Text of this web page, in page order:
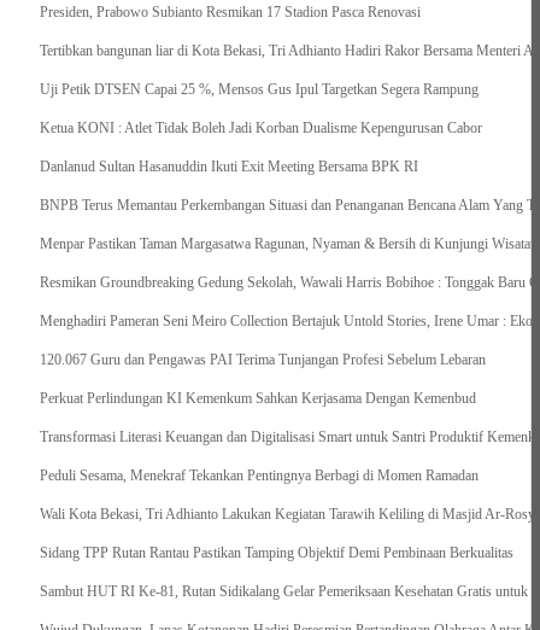
Presiden, Prabowo Subianto Resmikan 17 Stadion Pasca Renovasi
Tertibkan bangunan liar di Kota Bekasi, Tri Adhianto Hadiri Rakor Bersama Menteri
Uji Petik DTSEN Capai 25 %, Mensos Gus Ipul Targetkan Segera Rampung
Ketua KONI : Atlet Tidak Boleh Jadi Korban Dualisme Kepengurusan Cabor
Danlanud Sultan Hasanuddin Ikuti Exit Meeting Bersama BPK RI
BNPB Terus Memantau Perkembangan Situasi dan Penanganan Bencana Alam Yang
Menpar Pastikan Taman Margasatwa Ragunan, Nyaman & Bersih di Kunjungi
Resmikan Groundbreaking Gedung Sekolah, Wawali Harris Bobihoe : Tonggak Baru
Menghadiri Pameran Seni Meiro Collection Bertajuk Untold Stories, Irene Umar :
120.067 Guru dan Pengawas PAI Terima Tunjangan Profesi Sebelum Lebaran
Perkuat Perlindungan KI Kemenkum Sahkan Kerjasama Dengan Kemenbud
Transformasi Literasi Keuangan dan Digitalisasi Smart untuk Santri Produktif
Peduli Sesama, Menekraf Tekankan Pentingnya Berbagi di Momen Ramadan
Wali Kota Bekasi, Tri Adhianto Lakukan Kegiatan Tarawih Keliling di Masjid Ar-
Sidang TPP Rutan Rantau Pastikan Tamping Objektif Demi Pembinaan Berkualitas
Sambut HUT RI Ke-81, Rutan Sidikalang Gelar Pemeriksaan Kesehatan Gratis untuk